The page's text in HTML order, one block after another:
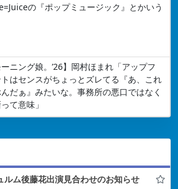
の『ポップミュージック』とかいう
ーニング娘。’26】岡村ほまれ「アップフ
トはセンスがちょっとズレてる『あ、これ
だぁ』みたいな。事務所の悪口ではなく
て意味」
ルム後藤花出演見合わせのお知らせ